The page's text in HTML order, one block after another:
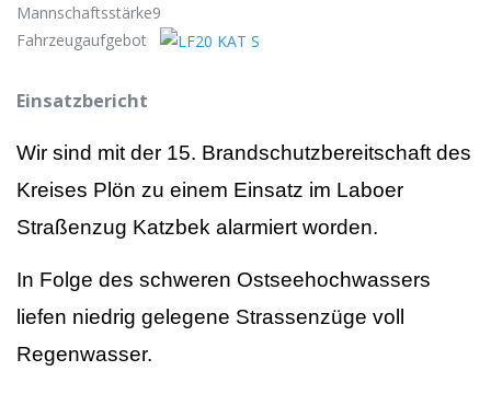
Mannschaftsstärke9
Fahrzeugaufgebot
Einsatzbericht
Wir sind mit der 15. Brandschutzbereitschaft des
Kreises Plön zu einem Einsatz im Laboer
Straßenzug Katzbek alarmiert worden.
In Folge des schweren Ostseehochwassers
liefen niedrig gelegene Strassenzüge voll
Regenwasser.